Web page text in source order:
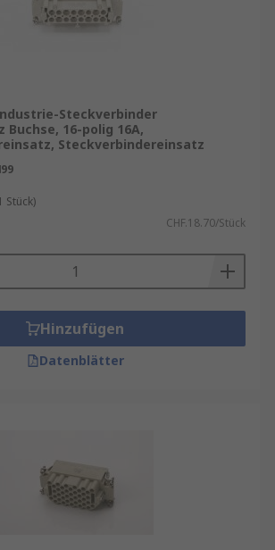
Industrie-Steckverbinder
16-polig 16A,
Steckverbindereinsatz
Stück)
CHF.18.70/Stück
Hinzufügen
Datenblätter